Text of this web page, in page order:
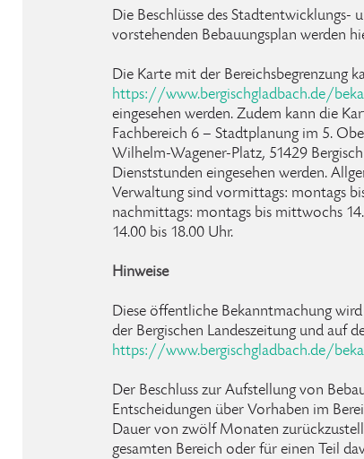
Die Beschlüsse des Stadtentwicklungs-
vorstehenden Bebauungsplan werden
Die Karte mit der Bereichsbegrenzung
https://www.bergischgladbach.de/
eingesehen werden. Zudem kann die
Fachbereich 6 – Stadtplanung im 5.
Wilhelm-Wagener-Platz, 51429
Dienststunden eingesehen werden.
Verwaltung sind vormittags: montags
nachmittags: montags bis mittwochs
14.00 bis 18.00 Uhr.
Hinweise
Diese öffentliche Bekanntmachung
der Bergischen Landeszeitung und auf
https://www.bergischgladbach.de/
Der Beschluss zur Aufstellung von
Entscheidungen über Vorhaben im
Dauer von zwölf Monaten
gesamten Bereich oder für einen Teil